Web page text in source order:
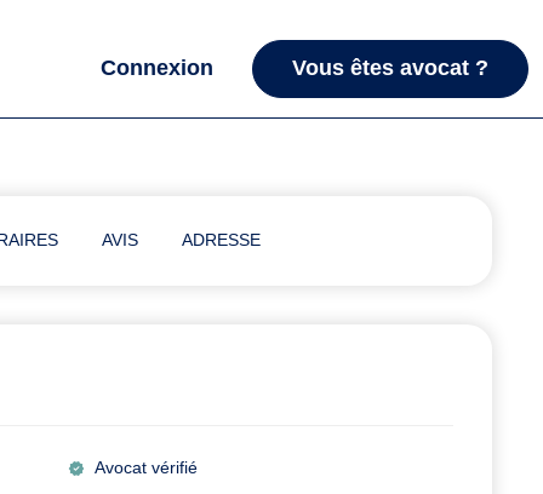
Connexion Vous êtes avocat ?
AVIS ADRESSE
Avocat vérifié